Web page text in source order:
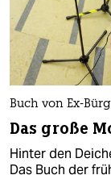
Buch von Ex-
Das große
Hinter den
Das Buch der